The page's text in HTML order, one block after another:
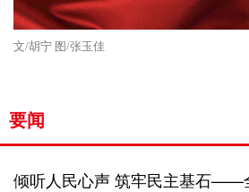
文/胡宁 图/张玉佳
要闻
倾听人民心声 筑牢民主基石——